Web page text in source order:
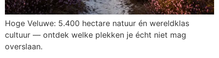
Hoge Veluwe: 5.400 hectare natuur én wereldklas
cultuur — ontdek welke plekken je écht niet mag
overslaan.